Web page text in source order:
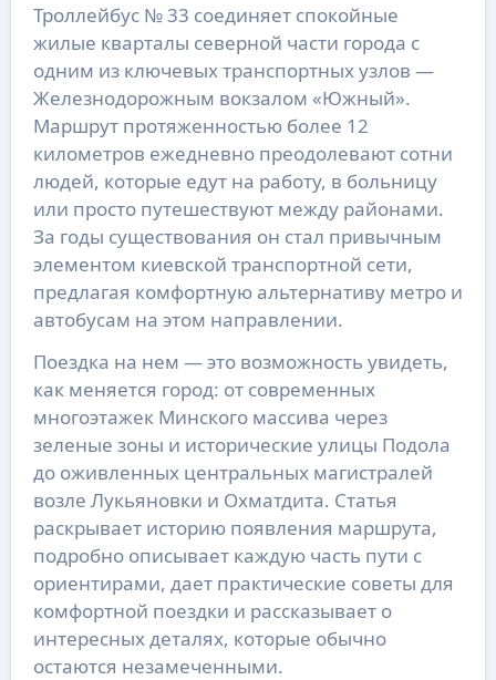
Троллейбус № 33 соединяет спокойные
жилые кварталы северной части города с
одним из ключевых транспортных узлов —
Железнодорожным вокзалом «Южный».
Маршрут протяженностью более 12
километров ежедневно преодолевают сотни
людей, которые едут на работу, в больницу
или просто путешествуют между районами.
За годы существования он стал привычным
элементом киевской транспортной сети,
предлагая комфортную альтернативу метро и
автобусам на этом направлении.
Поездка на нем — это возможность увидеть,
как меняется город: от современных
многоэтажек Минского массива через
зеленые зоны и исторические улицы Подола
до оживленных центральных магистралей
возле Лукьяновки и Охматдита. Статья
раскрывает историю появления маршрута,
подробно описывает каждую часть пути с
ориентирами, дает практические советы для
комфортной поездки и рассказывает о
интересных деталях, которые обычно
остаются незамеченными.